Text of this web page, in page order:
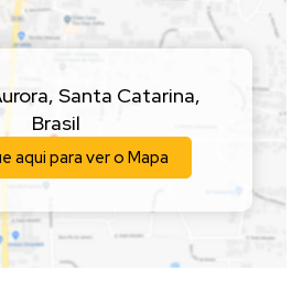
mais segurança e comodidade
o acesso de clientes,
de cargas.
aviso prévio)
, Santa Catarina,
Brasil
aqui para ver o Mapa